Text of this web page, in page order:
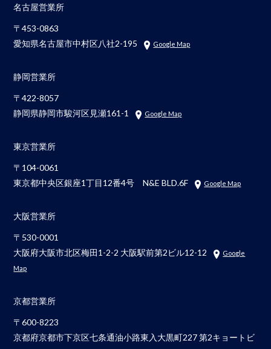
名古屋営業所
〒453-0863
愛知県名古屋市中村区八社2-195
Google Map
静岡営業所
〒422-8057
静岡県静岡市駿河区見瀬161-1
Google Map
東京営業所
〒104-0061
東京都中央区銀座1丁目12番4号 N&E BLD.6F
Google Map
大阪営業所
〒530-0001
大阪府大阪市北区梅田1-2-2 大阪駅前第2ビル12-12
Google
Map
京都営業所
〒600-8223
京都府京都市下京区七条通油小路東入大黒町227 第2キョートビ